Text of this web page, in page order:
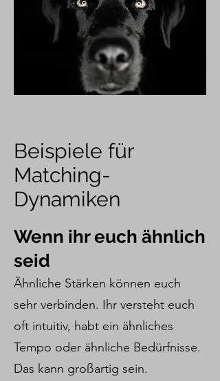
Beispiele für
Matching-
Dynamiken
Wenn ihr euch ähnlich
seid
Ähnliche Stärken können euch
sehr verbinden. Ihr versteht euch
oft intuitiv, habt ein ähnliches
Tempo oder ähnliche Bedürfnisse.
Das kann großartig sein.